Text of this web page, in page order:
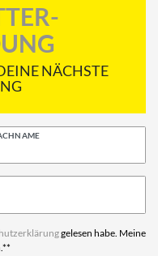
NÄCHSTE
gelesen habe. Meine